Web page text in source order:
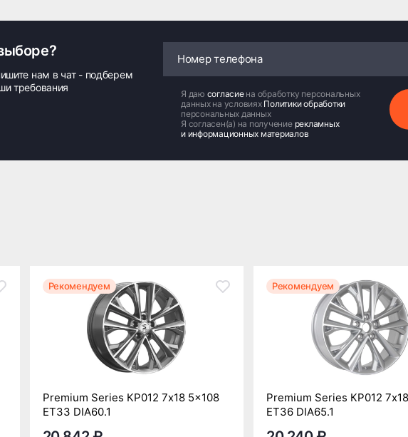
нам в чат - подберем
требования
Я даю согласие на обработку персональных
данных на условиях Политики обработки
персональных данных
Я согласен(а) на получение рекламных
и информационных материалов
Рекомендуем
Premium Series КР012 7x18 5x108
ET33 DIA60.1
Рекомендуем
Premium Series КР012
ET36 DIA65.1